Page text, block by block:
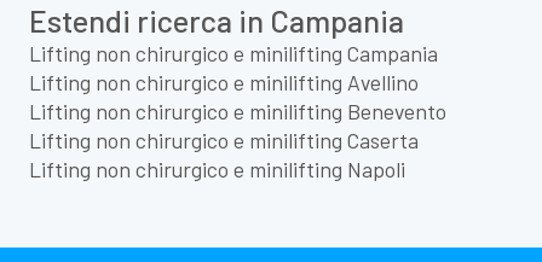
Estendi ricerca in Campania
Lifting non chirurgico e minilifting Campania
Lifting non chirurgico e minilifting Avellino
Lifting non chirurgico e minilifting Benevento
Lifting non chirurgico e minilifting Caserta
Lifting non chirurgico e minilifting Napoli